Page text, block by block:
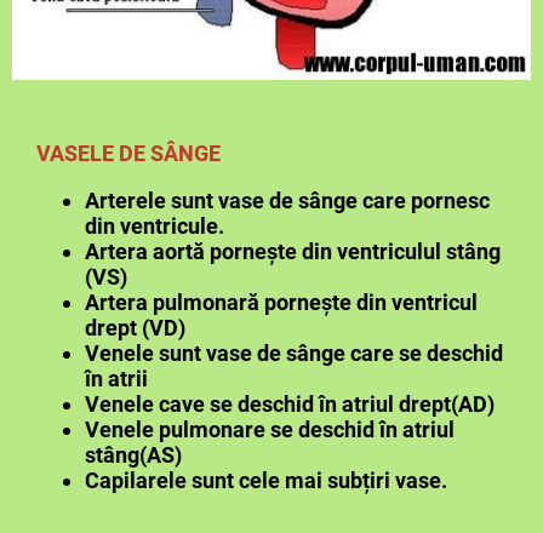
VASELE DE SÂNGE
Arterele sunt vase de sânge care pornesc
din ventricule.
Artera aortă pornește din ventriculul stâng
(VS)
Artera pulmonară pornește din ventricul
drept (VD)
Venele sunt vase de sânge care se deschid
în atrii
Venele cave se deschid în atriul drept(AD)
Venele pulmonare se deschid în atriul
stâng(AS)
Capilarele sunt cele mai subțiri vase.